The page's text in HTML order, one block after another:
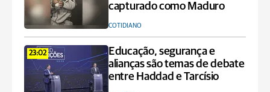
capturado como Maduro
COTIDIANO
23:02
Educação, segurança e
alianças são temas de debate
entre Haddad e Tarcísio